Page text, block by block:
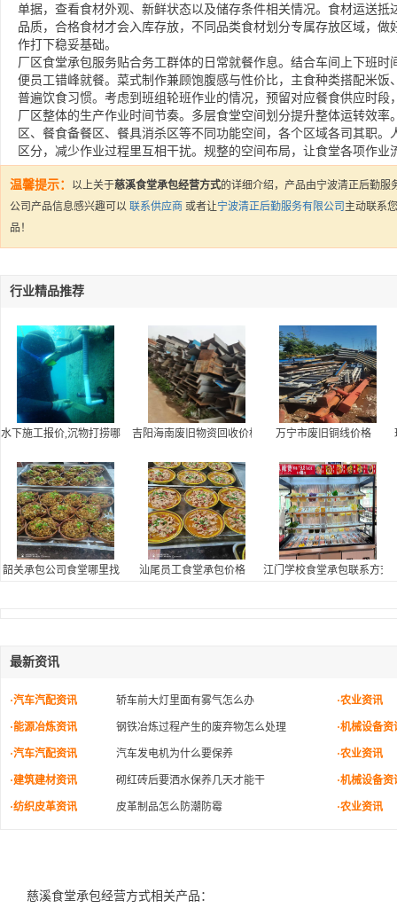
单据，查看食材外观、新鲜状态以及储存条件相关情况。食材运送
品质，合格食材才会入库存放，不同品类食材划分专属存放区域，
作打下稳妥基础。
厂区食堂承包服务贴合务工群体的日常就餐作息。结合车间上下班
便员工错峰就餐。菜式制作兼顾饱腹感与性价比，主食种类搭配米
普遍饮食习惯。考虑到班组轮班作业的情况，预留对应餐食供应时
厂区整体的生产作业时间节奏。多层食堂空间划分提升整体运转效
区、餐食备餐区、餐具消杀区等不同功能空间，各个区域各司其职
区分，减少作业过程里互相干扰。规整的空间布局，让食堂各项作业
温馨提示： 以上关于慈溪食堂承包经营方式的详细介绍，产品由宁波清正后勤
公司产品信息感兴趣可以 联系供应商 或者让宁波清正后勤服务有限公司 主动联系
品！
行业精品推荐
水下施工报价,沉物打捞哪家好吉阳海南废旧物资回收价格 万宁市废旧铜线价格
韶关承包公司食堂哪里找 汕尾员工食堂承包价格 江门学校食堂承包联系方式
最新资讯
·汽车汽配资讯 轿车前大灯里面有雾气怎么办 ·农业资讯
·能源冶炼资讯 钢铁冶炼过程产生的废弃物怎么处理 ·机械设备资
·汽车汽配资讯 汽车发电机为什么要保养 ·农业资讯
·建筑建材资讯 砌红砖后要洒水保养几天才能干 ·机械设备资
·纺织皮革资讯 皮革制品怎么防潮防霉 ·农业资讯
慈溪食堂承包经营方式相关产品：